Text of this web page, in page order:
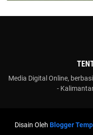
Media Digital Online,
-
Disain Oleh Blogger